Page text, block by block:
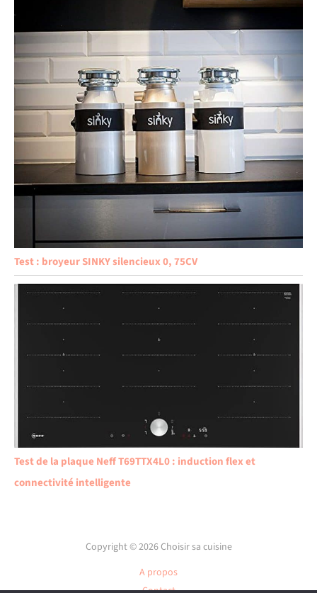
Test : broyeur SINKY silencieux 0, 75CV
Test de la plaque Neff T69TTX4L0 : induction flex et
connectivité intelligente
Copyright © 2026 Choisir sa cuisine
A propos